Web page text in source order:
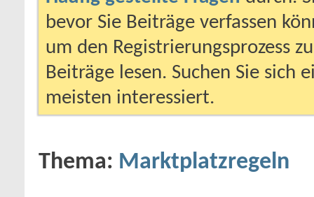
bevor Sie Beiträge verfassen
um den Registrierungsprozess
Beiträge lesen. Suchen Sie sich
meisten interessiert.
Thema: Marktplatzregeln